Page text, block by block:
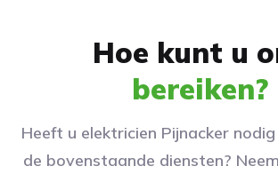
Hoe kunt u
bereiken?
Heeft u elektricien Pijnacker
de bovenstaande diensten?